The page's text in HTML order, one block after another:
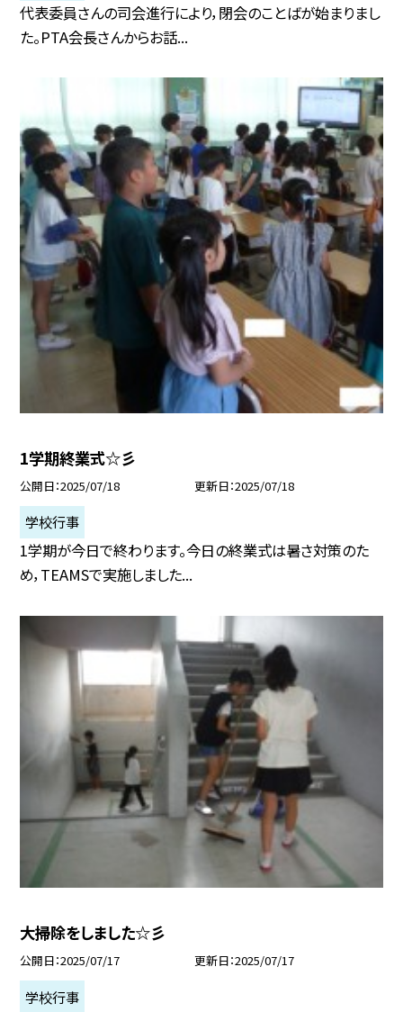
代表委員さんの司会進行により，閉会のことばが始まりまし
た。PTA会長さんからお話...
1学期終業式☆彡
公開日 2025/07/18 更新日 2025/07/18
学校行事
1学期が今日で終わります。今日の終業式は暑さ対策のた
め，TEAMSで実施しました...
大掃除をしました☆彡
公開日 2025/07/17 更新日 2025/07/17
学校行事